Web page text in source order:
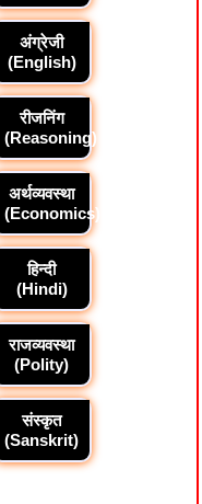
अंग्रेजी
(English)
रीजनिंग
(Reasoning)
अर्थव्यवस्था
(Economics)
हिन्दी
(Hindi)
राजव्यवस्था
(Polity)
संस्कृत
(Sanskrit)